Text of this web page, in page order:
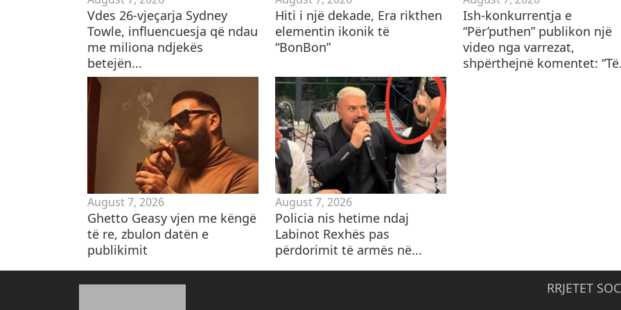
Vdes 26-vjeçarja Sydney
Towle, influencuesja që ndau
me miliona ndjekës
betejën...
Hiti i një dekade, Era rikthen
elementin ikonik të
“BonBon”
Ish-konkurrentja e
“Për’puthen” publikon një
video nga varrezat,
shpërthejnë komentet:
August 7, 2026
Ghetto Geasy vjen me këngë
të re, zbulon datën e
publikimit
August 7, 2026
Policia nis hetime ndaj
Labinot Rexhës pas
përdorimit të armës në...
RRJETET